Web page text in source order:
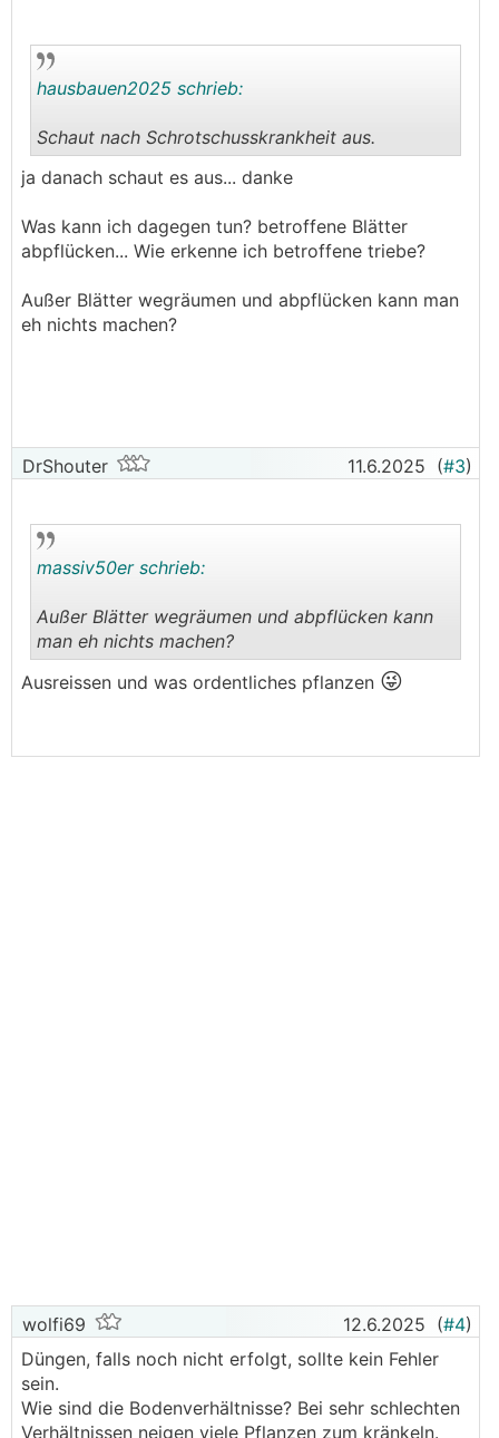
..
hausbauen2025 schrieb:
Schaut nach Schrotschusskrankheit aus.
ja danach schaut es aus... danke
Was kann ich dagegen tun? betroffene Blätter
abpflücken... Wie erkenne ich betroffene triebe?
Außer Blätter wegräumen und abpflücken kann man
eh nichts machen?
DrShouter 11.6.2025 (#3)
..
massiv50er schrieb:
Außer Blätter wegräumen und abpflücken kann
man eh nichts machen?
Ausreissen und was ordentliches pflanzen 😜
wolfi69 12.6.2025 (#4)
Düngen, falls noch nicht erfolgt, sollte kein Fehler
sein.
Wie sind die Bodenverhältnisse? Bei sehr schlechten
Verhältnissen neigen viele Pflanzen zum kränkeln.